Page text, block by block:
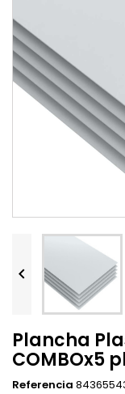

Plancha
COMBOx5
Referencia